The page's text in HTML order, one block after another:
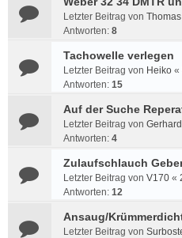
Letzter Beitrag von
Antworten: 8
Tachowelle verlegen
Letzter Beitrag von Heiko «
Antworten: 15
Auf der Suche
Letzter Beitrag von
Antworten: 4
Zulaufschlauch
Letzter Beitrag von V170 «
Antworten: 12
Ansaug/
Letzter Beitrag von